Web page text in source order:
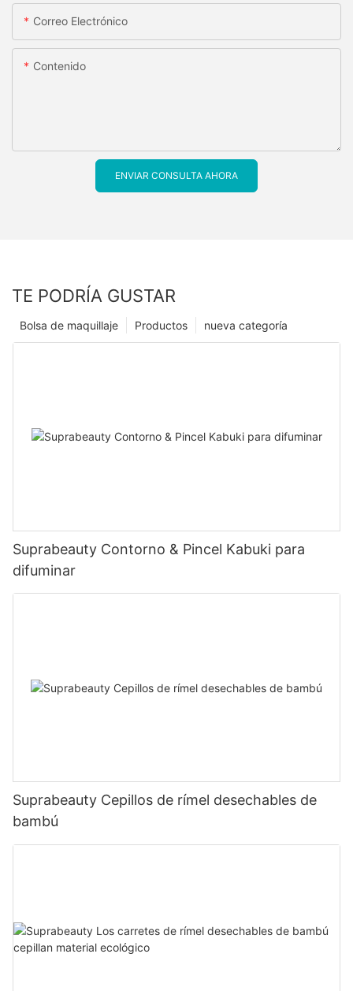
Correo Electrónico
Contenido
ENVIAR CONSULTA AHORA
TE PODRÍA GUSTAR
nueva categoría
Productos
Bolsa de maquillaje
Suprabeauty Contorno & Pincel Kabuki para
difuminar
Suprabeauty Cepillos de rímel desechables de
bambú